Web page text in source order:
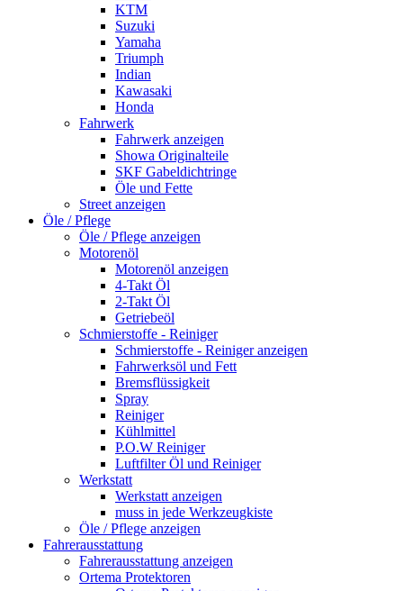
KTM
Suzuki
Yamaha
Triumph
Indian
Kawasaki
Honda
Fahrwerk
Fahrwerk anzeigen
Showa Originalteile
SKF Gabeldichtringe
Öle und Fette
Street anzeigen
Öle / Pflege
Öle / Pflege anzeigen
Motorenöl
Motorenöl anzeigen
4-Takt Öl
2-Takt Öl
Getriebeöl
Schmierstoffe - Reiniger
Schmierstoffe - Reiniger anzeigen
Fahrwerksöl und Fett
Bremsflüssigkeit
Spray
Reiniger
Kühlmittel
P.O.W Reiniger
Luftfilter Öl und Reiniger
Werkstatt
Werkstatt anzeigen
muss in jede Werkzeugkiste
Öle / Pflege anzeigen
Fahrerausstattung
Fahrerausstattung anzeigen
Ortema Protektoren